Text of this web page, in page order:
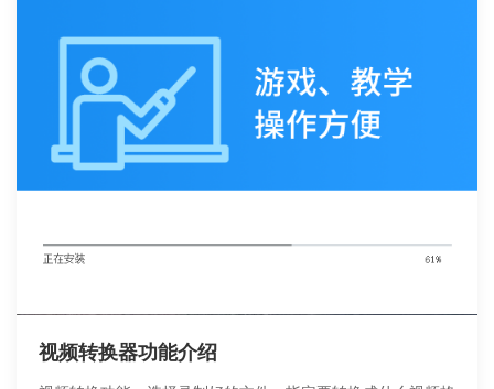
视频转换器功能介绍